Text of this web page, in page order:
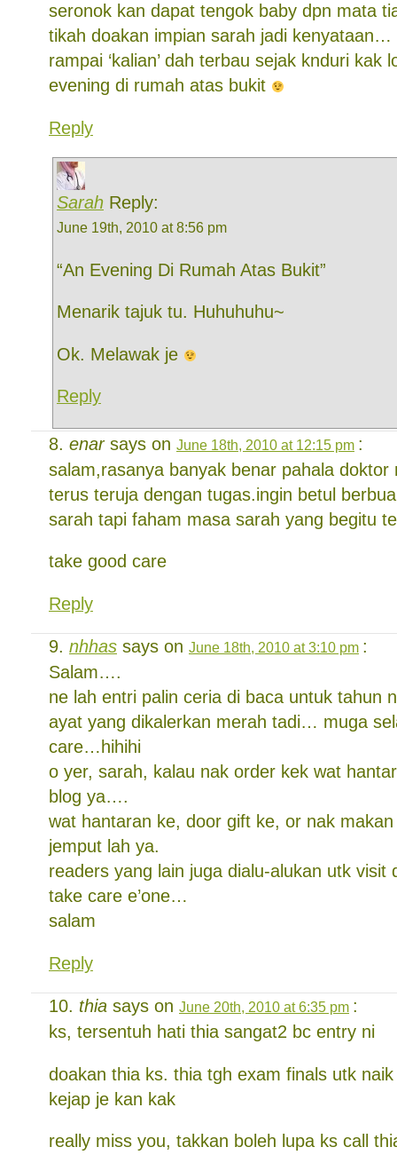
seronok kan dapat tengok baby dpn mata
tikah doakan impian sarah jadi kenyataan…
rampai ‘kalian’ dah terbau sejak knduri kak
evening di rumah atas bukit
Reply
Sarah Reply:
June 19th, 2010 at 8:56 pm
“An Evening Di Rumah Atas Bukit”
Menarik tajuk tu. Huhuhuhu~
Ok. Melawak je
Reply
enarsays on June 18th, 2010 at 12:15 pm :
salam,rasanya banyak benar pahala
terus teruja dengan tugas.ingin betul
sarah tapi faham masa sarah yang begitu
take good care
Reply
nhhas says on June 18th, 2010 at 3:10 pm :
Salam….
ne lah entri palin ceria di baca untuk tahun
ayat yang dikalerkan merah tadi… muga
care…hihihi
o yer, sarah, kalau nak order kek wat
blog ya….
wat hantaran ke, door gift ke, or nak
jemput lah ya.
readers yang lain juga dialu-alukan utk
take care e’one…
salam
Reply
thia says on June 20th, 2010 at 6:35 pm :
ks, tersentuh hati thia sangat2 bc entry ni
doakan thia ks. thia tgh exam finals utk
kejap je kan kak
really miss you, takkan boleh lupa ks call